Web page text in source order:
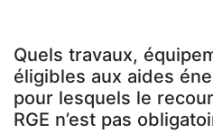
Quels travaux,
éligibles aux aides
pour lesquels le
RGE n’est pas